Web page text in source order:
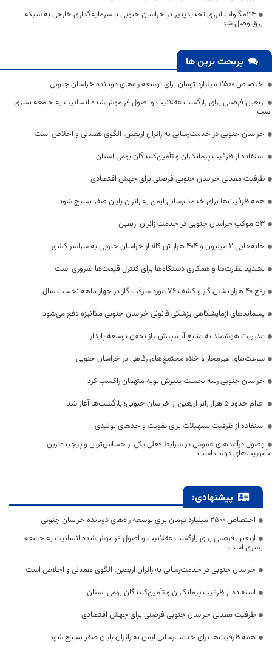
۳۴مگاوات انرژی تجدیدپذیر در خراسان جنوبی با سرمایه‌گذاری خارجی به شبکه
برق وصل شد
پربحث ترین ها
اختصاص 2500 میلیارد تومان برای توسعه راه‌های دوبانده خراسان جنوبی
اربعین فرصتی برای بازگشت عقلانیت و اصول فراموش‌شده انسانیت به جامعه بشری
است
خراسان جنوبی در خدمت‌رسانی به زائران اربعین، الگوی همدلی و اخلاص است
استفاده از ظرفیت پیمانکاران و تأمین‌کنندگان بومی استان
ظرفیت معدنی خراسان جنوبی فرصتی برای جهش اقتصادی
همه ظرفیت‌ها برای خدمت‌رسانی ایمن به زائران پایان صفر بسیج شود
53 موکب خراسان جنوبی در خدمت زائران اربعین
جابه‌جایی 2 میلیون و 404 هزار تن کالا از خراسان جنوبی به سراسر کشور
تشدید نظارت‌ها و همکاری دستگاه‌ها برای کنترل قیمت‌ها ضروری است
رفع 40 هزار نشتی گاز و کشف 76 مورد سرقت گاز در چهار ماهه نخست سال
پسماندهای آزمایشگاهی پزشکی قانونی خراسان جنوبی مکانیزه دفع می‌شود
مدیریت هوشمندانه منابع آب، پیش‌نیاز تحقق توسعه پایدار
سرعت‌های غیرمجاز و خلاء مجتمع‌های رفاهی در خراسان جنوبی
خراسان جنوبی رتبه نخست پذیرش توبه متهمان راکسب کرد
اعزام حدود 5 هزار زائر اربعین از خراسان جنوبی؛ بازگشت‌ها آغاز شد
استفاده از ظرفیت تسهیلات برای تقویت واحدهای تولیدی
وصول درآمدهای عمومی در شرایط فعلی یکی از حساس‌ترین و پیچیده‌ترین
مأموریت‌های دولت است
پیشنهادی:
اختصاص 2500 میلیارد تومان برای توسعه راه‌های دوبانده خراسان جنوبی
اربعین فرصتی برای بازگشت عقلانیت و اصول فراموش‌شده انسانیت به جامعه
بشری است
خراسان جنوبی در خدمت‌رسانی به زائران اربعین، الگوی همدلی و اخلاص است
استفاده از ظرفیت پیمانکاران و تأمین‌کنندگان بومی استان
ظرفیت معدنی خراسان جنوبی فرصتی برای جهش اقتصادی
همه ظرفیت‌ها برای خدمت‌رسانی ایمن به زائران پایان صفر بسیج شود